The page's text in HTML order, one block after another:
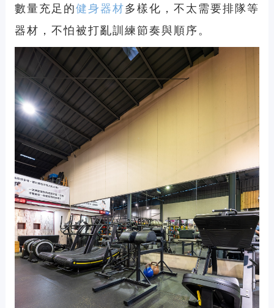
數量充足的健身器材多樣化，不太需要排隊等
器材，不怕被打亂訓練節奏與順序。